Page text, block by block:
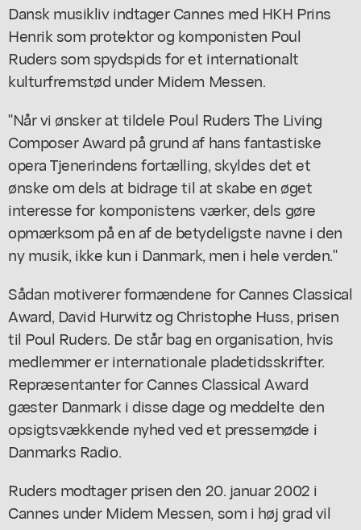
Dansk musikliv indtager Cannes med HKH Prins
Henrik som protektor og komponisten Poul
Ruders som spydspids for et internationalt
kulturfremstød under Midem Messen.
"Når vi ønsker at tildele Poul RudersThe Living
Composer Award på grund af hans fantastiske
operaTjenerindens fortælling, skyldes det et
ønske om dels at bidrage til at skabe en øget
interesse for komponistens værker, dels gøre
opmærksom på en af de betydeligste navne i den
ny musik, ikke kun i Danmark, men i hele verden."
Sådan motiverer formændene for Cannes Classical
Award, David Hurwitz og Christophe Huss, prisen
til Poul Ruders. De står bag en organisation, hvis
medlemmer er internationale pladetidsskrifter.
Repræsentanter for Cannes Classical Award
gæster Danmark i disse dage og meddelte den
opsigtsvækkende nyhed ved et pressemøde i
Danmarks Radio.
Ruders modtager prisen den 20. januar 2002 i
Cannes under Midem Messen, som i høj grad vil